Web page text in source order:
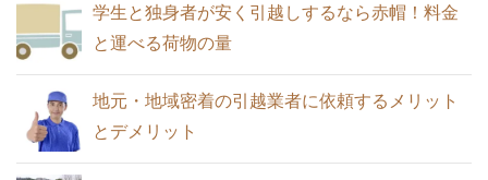
引っ越しの際は必ず郵便局に転送届出
を！手続きは簡単
単身・一人暮らしの引越料金相場！繁忙
引越しのときに選ばれる粗品ランキング
と購入金額の相場
一人暮らし女性の引越しで防犯上気をつ
学生と独身者が安く引越しするなら赤帽！料金
と運べる荷物の量
地元・地域密着の引越業者に依頼するメリット
とデメリット